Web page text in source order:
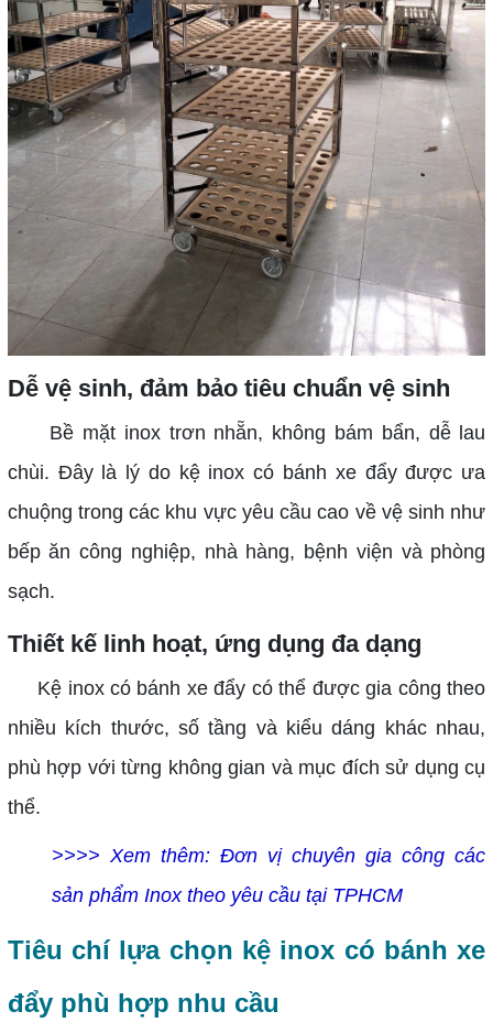
Dễ vệ sinh, đảm bảo tiêu chuẩn vệ sinh
Bề mặt inox trơn nhẵn, không bám bẩn, dễ lau
chùi. Đây là lý do kệ inox có bánh xe đẩy được ưa
chuộng trong các khu vực yêu cầu cao về vệ sinh như
bếp ăn công nghiệp, nhà hàng, bệnh viện và phòng
sạch.
Thiết kế linh hoạt, ứng dụng đa dạng
Kệ inox có bánh xe đẩy có thể được gia công theo
nhiều kích thước, số tầng và kiểu dáng khác nhau,
phù hợp với từng không gian và mục đích sử dụng cụ
thể.
>>>> Xem thêm: Đơn vị chuyên gia công các
sản phẩm Inox theo yêu cầu tại TPHCM
Tiêu chí lựa chọn kệ inox có bánh xe
đẩy phù hợp nhu cầu